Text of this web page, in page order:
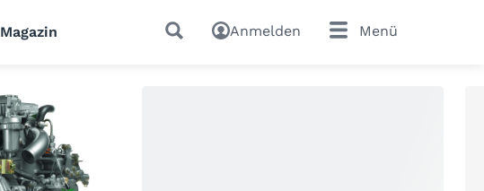
Magazin Anmelden Menü